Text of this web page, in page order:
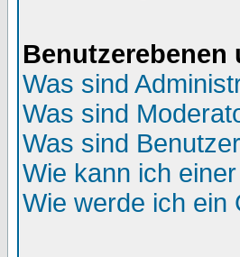
Benutzerebenen
Was sind
Was sind
Was sind
Wie kann ich
Wie werde ich ein